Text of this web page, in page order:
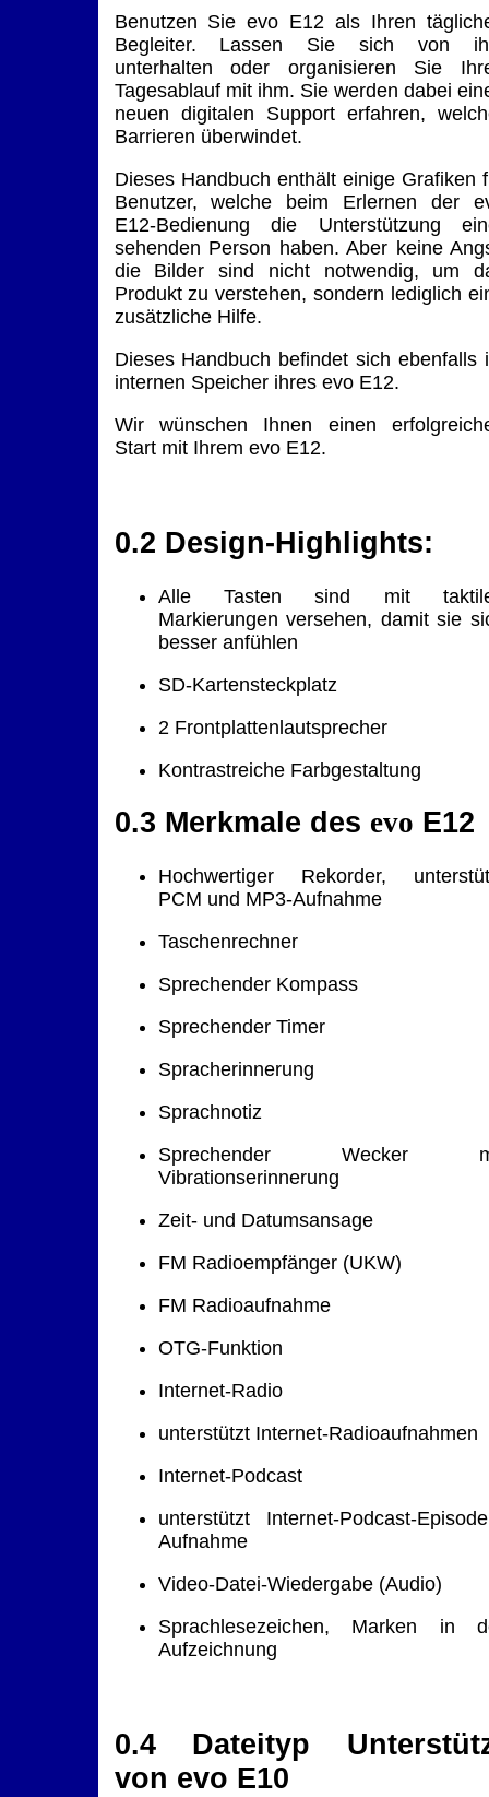
Benutzen Sie evo E12 als Ihren
Begleiter. Lassen Sie sich von
unterhalten oder organisieren Sie
Tagesablauf mit ihm. Sie werden dabei
neuen digitalen Support erfahren,
Barrieren überwindet.
Dieses Handbuch enthält einige Grafiken
Benutzer, welche beim Erlernen der
E12-Bedienung die Unterstützung
sehenden Person haben. Aber keine
die Bilder sind nicht notwendig, um
Produkt zu verstehen, sondern lediglich
zusätzliche Hilfe.
Dieses Handbuch befindet sich ebenfalls
internen Speicher ihres evo E12.
Wir wünschen Ihnen einen
Start mit Ihrem evo E12.
0.2 Design-Highlights:
Alle Tasten sind mit
Markierungen versehen, damit sie
besser anfühlen
SD-Kartensteckplatz
2 Frontplattenlautsprecher
Kontrastreiche Farbgestaltung
0.3 Merkmale des evo E12
Hochwertiger Rekorder,
PCM und MP3-Aufnahme
Taschenrechner
Sprechender Kompass
Sprechender Timer
Spracherinnerung
Sprachnotiz
Sprechender Wecker
Vibrationserinnerung
Zeit- und Datumsansage
FM Radioempfänger (UKW)
FM Radioaufnahme
OTG-Funktion
Internet-Radio
unterstützt Internet-Radioaufnahmen
Internet-Podcast
unterstützt Internet-Podcast-
Aufnahme
Video-Datei-Wiedergabe (Audio)
Sprachlesezeichen, Marken in
Aufzeichnung
0.4 Dateityp
von evo E10